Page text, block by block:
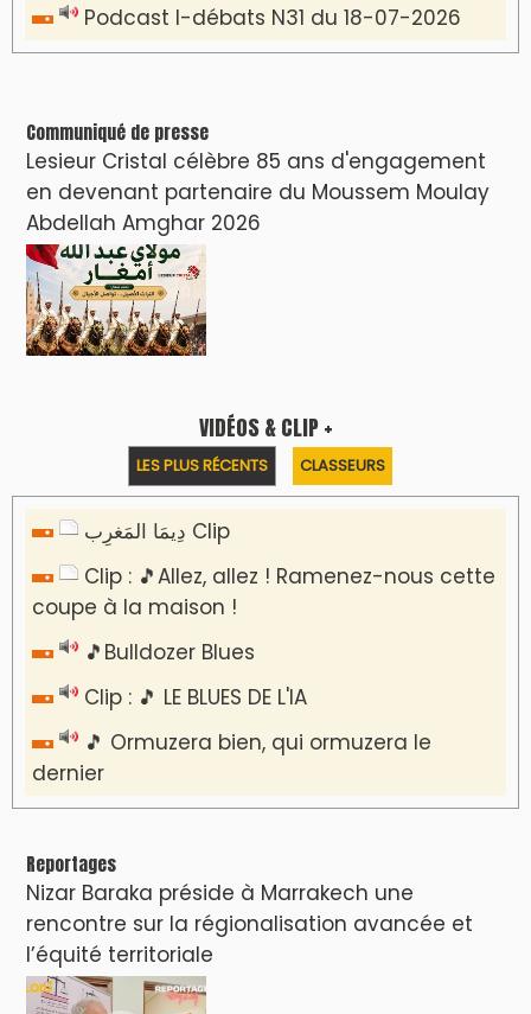
Podcast I-débats N31 du 18-07-2026
Communiqué de presse
Lesieur Cristal célèbre 85 ans d'engagement
en devenant partenaire du Moussem Moulay
Abdellah Amghar 2026
VIDÉOS & CLIP +
LES PLUS RÉCENTS CLASSEURS
دِيمَا المَغرِب Clip
Clip : 🎵Allez, allez ! Ramenez-nous cette
coupe à la maison !
🎵Bulldozer Blues
Clip : 🎵 LE BLUES DE L'IA
🎵 Ormuzera bien, qui ormuzera le
dernier
Reportages
Nizar Baraka préside à Marrakech une
rencontre sur la régionalisation avancée et
l’équité territoriale